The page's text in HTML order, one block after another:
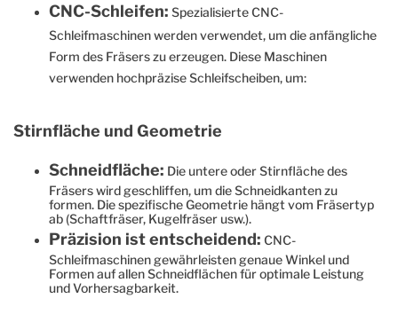
CNC-Schleifen: Spezialisierte CNC-
Schleifmaschinen werden verwendet, um die anfängliche
Form des Fräsers zu erzeugen. Diese Maschinen
verwenden hochpräzise Schleifscheiben, um:
Stirnfläche und Geometrie
Schneidfläche: Die untere oder Stirnfläche des
Fräsers wird geschliffen, um die Schneidkanten zu
formen. Die spezifische Geometrie hängt vom Fräsertyp
ab (Schaftfräser, Kugelfräser usw.).
Präzision ist entscheidend: CNC-
Schleifmaschinen gewährleisten genaue Winkel und
Formen auf allen Schneidflächen für optimale Leistung
und Vorhersagbarkeit.